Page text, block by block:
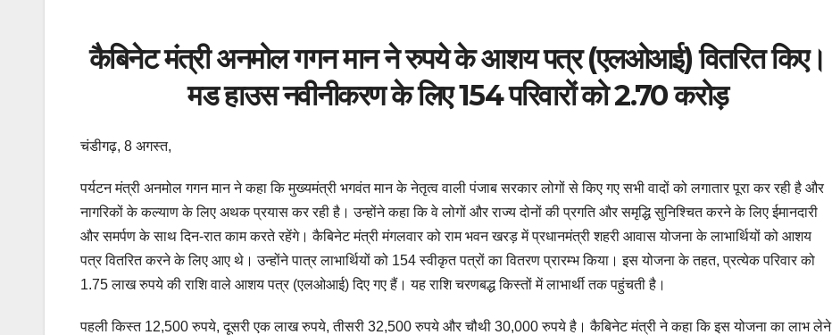
कैबिनेट मंत्री अनमोल गगन मान ने रुपये के आशय पत्र (एलओआई) वितरित किए।
मड हाउस नवीनीकरण के लिए 154 परिवारों को 2.70 करोड़
चंडीगढ़, 8 अगस्त,
पर्यटन मंत्री अनमोल गगन मान ने कहा कि मुख्यमंत्री भगवंत मान के नेतृत्व वाली पंजाब सरकार लोगों से किए गए सभी वादों को लगातार पूरा कर रही है और
नागरिकों के कल्याण के लिए अथक प्रयास कर रही है। उन्होंने कहा कि वे लोगों और राज्य दोनों की प्रगति और समृद्धि सुनिश्चित करने के लिए ईमानदारी
और समर्पण के साथ दिन-रात काम करते रहेंगे। कैबिनेट मंत्री मंगलवार को राम भवन खरड़ में प्रधानमंत्री शहरी आवास योजना के लाभार्थियों को आशय
पत्र वितरित करने के लिए आए थे। उन्होंने पात्र लाभार्थियों को 154 स्वीकृत पत्रों का वितरण प्रारम्भ किया। इस योजना के तहत, प्रत्येक परिवार को
1.75 लाख रुपये की राशि वाले आशय पत्र (एलओआई) दिए गए हैं। यह राशि चरणबद्ध किस्तों में लाभार्थी तक पहुंचती है।
पहली किस्त 12,500 रुपये, दूसरी एक लाख रुपये, तीसरी 32,500 रुपये और चौथी 30,000 रुपये है। कैबिनेट मंत्री ने कहा कि इस योजना का लाभ लेने